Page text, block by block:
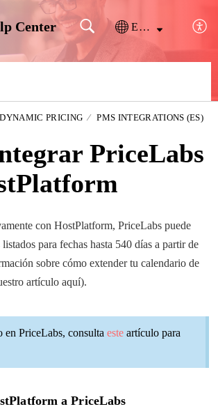
Center Español (España)
DYNAMIC PRICING
PMS INTEGRATIONS (ES)
PriceLabs
con HostPlatform, PriceLabs puede
para fechas hasta 540 días a partir de
sobre cómo extender tu calendario de
artículo aquí).
en PriceLabs, consulta esteartículo para
a PriceLabs